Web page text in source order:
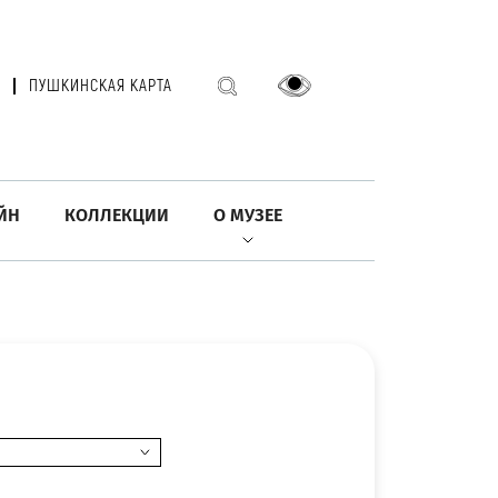
ПУШКИНСКАЯ КАРТА
КОЛЛЕКЦИИ О МУЗЕЕ